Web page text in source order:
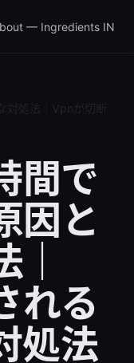
— Ingredients IN
間で
因と
れる
処法